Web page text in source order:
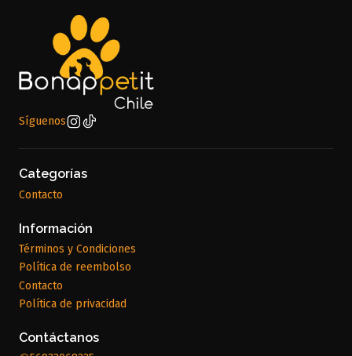
Síguenos
Categorías
Contacto
Información
Términos y Condiciones
Política de reembolso
Contacto
Política de privacidad
Contáctanos